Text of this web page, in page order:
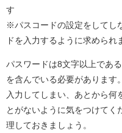
す
※パスコードの設定をしてし
ドを入力するように求められ
パスワードは8文字以上であ
を含んでいる必要があります
入力してしまい、あとから
とがないように気をつけてく
理しておきましょう。